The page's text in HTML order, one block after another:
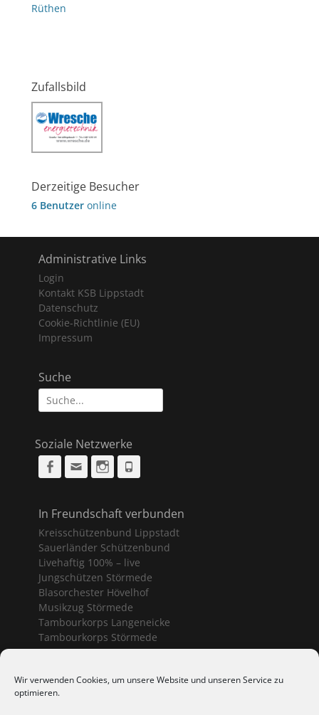
Wir verwenden Cookies, um unsere Website und unseren Service zu
optimieren.
Rüthen
Zufallsbild
Derzeitige Besucher
6 Benutzer online
Administrative Links
Login
Kontakt KSB Lippstadt
Datenschutz
Cookie-Richtlinie (EU)
Impressum
Suche
Suche
nach:
Soziale Netzwerke
Facebook
Email Instagram
In Freundschaft verbunden
Kreisschützenbund Lippstadt
Sauerländer Schützenbund
Livehaftig 100% – live
Jungschützen Störmede
Blasorchester Hövelhof
Musikzug Störmede
Tambourkorps Langeneicke
Tambourkorps Störmede
Schützenvereine Geseke
Bürgerschützenverein Geseke